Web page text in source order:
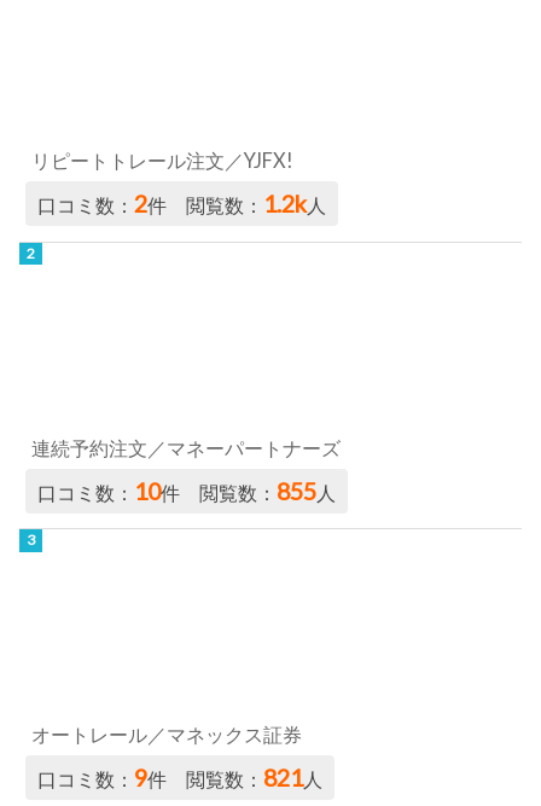
リピートトレール注文／YJFX!
口コミ数：2件 閲覧数： 1.2k人
連続予約注文／マネーパートナーズ
口コミ数： 10件 閲覧数： 855 人
オートレール／マネックス証券
口コミ数： 9件 閲覧数： 821人